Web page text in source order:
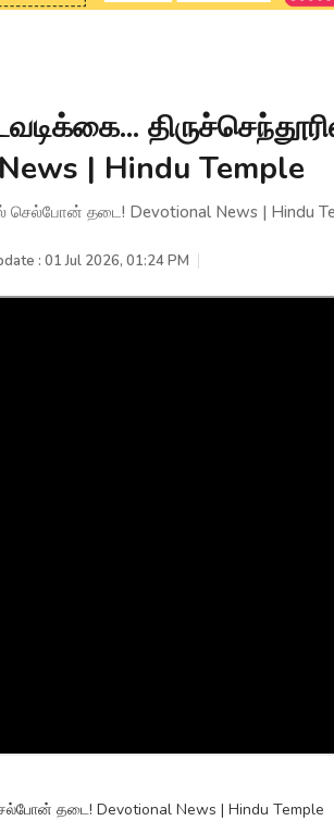
| Hindu Temple
செல்போன் தடை! Devotional News | Hindu
: 01 Jul 2026, 01:24 PM
தடை! Devotional News | Hindu Temple